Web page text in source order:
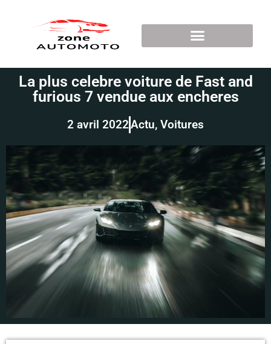
La plus celebre voiture de Fast and
furious 7 vendue aux encheres
2 avril 2022Actu, Voitures